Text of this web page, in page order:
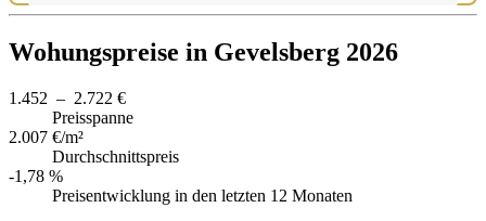
Wohungspreise in Gevelsberg 2026
1.452 – 2.722 €
Preisspanne
2.007 €/m²
Durchschnittspreis
-1,78 %
Preisentwicklung in den letzten 12 Monaten